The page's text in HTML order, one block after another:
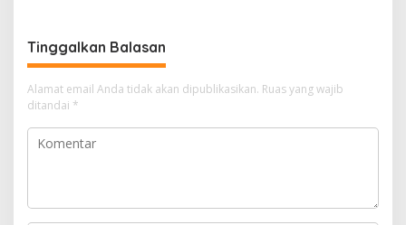
s
i
p
o
s
Tinggalkan Balasan
Alamat email Anda tidak akan dipublikasikan. Ruas yang wajib
ditandai *